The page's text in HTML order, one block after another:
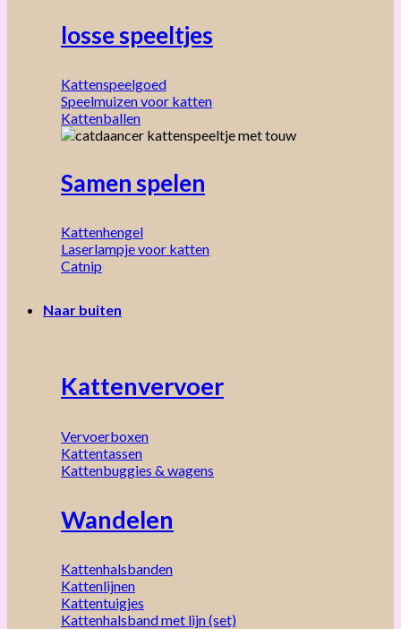
losse speeltjes
Kattenspeelgoed
Speelmuizen voor katten
Kattenballen
Samen spelen
Kattenhengel
Laserlampje voor katten
Catnip
Naar buiten
Kattenvervoer
Vervoerboxen
Kattentassen
Kattenbuggies & wagens
Wandelen
Kattenhalsbanden
Kattenlijnen
Kattentuigjes
Kattenhalsband met lijn (set)